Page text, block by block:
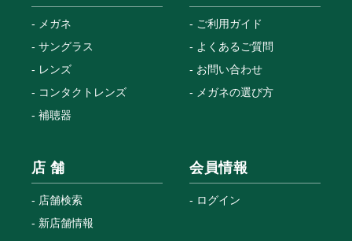
メガネ
サングラス
レンズ
コンタクトレンズ
補聴器
ご利用ガイド
よくあるご質問
お問い合わせ
メガネの選び方
店 舗
店舗検索
新店舗情報
会員情報
ログイン